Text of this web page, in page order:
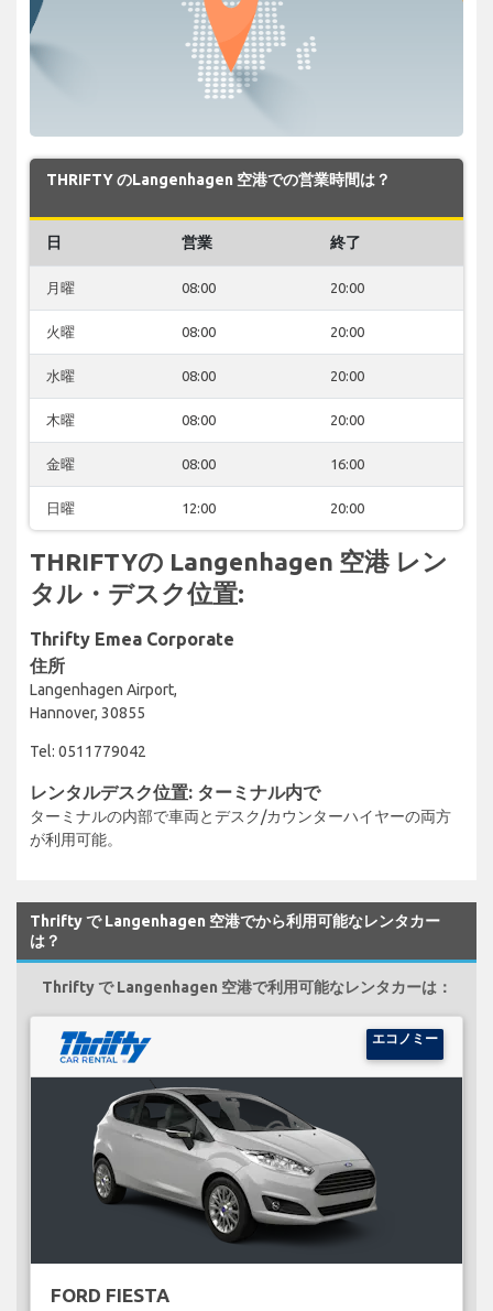
THRIFTY のLangenhagen 空港での営業時間は？
日 営業 終了
月曜 08:00 20:00
火曜 08:00 20:00
水曜 08:00 20:00
木曜 08:00 20:00
金曜 08:00 16:00
日曜 12:00 20:00
THRIFTYの Langenhagen 空港 レン
タル・デスク位置:
Thrifty Emea Corporate
住所
Langenhagen Airport,
Hannover, 30855
Tel: 0511779042
レンタルデスク位置: ターミナル内で
ターミナルの内部で車両とデスク/カウンターハイヤーの両方
が利用可能。
Thrifty で Langenhagen 空港でから利用可能なレンタカー
は？
Thrifty で Langenhagen 空港で利用可能なレンタカーは：
エコノミー
FORD FIESTA